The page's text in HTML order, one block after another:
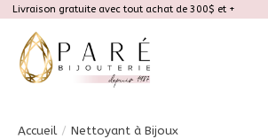
Livraison gratuite avec tout achat de 300$ et +
Accueil / Nettoyant à Bijoux